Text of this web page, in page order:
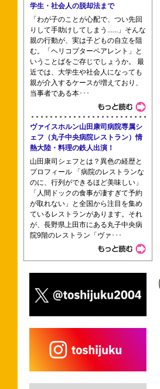
板橋中央看護専門学校 日本聴能
ー附属看護専門学校
学生・社会人の脱却法まで
「わが子のことが心配で、つい先回
りして手助けしてしまう......」そんな
親の行動が、実は子どもの自立を阻
む。「ヘリコプターペアレント」と
いうことばをご存じでしょうか。 最
近では、大学生や社会人になっても
親が介入するケースが増えており、
当事者である本･･･
ヴァイスホルン山田康司病院専属シ
ェフ（丸子中央病院レストラン）情
熱大陸・料理の鉄人出演！
山田康司シェフとは？異色の経歴と
プロフィール 「病院のレストランな
のに、行列ができるほど美味しい」
「人間ドックの食事が凄すぎて予約
が取れない」と全国から注目を集め
ているレストランがあります。それ
が、長野県上田市にある丸子中央病
院9階のレストラン「ヴァ･･･